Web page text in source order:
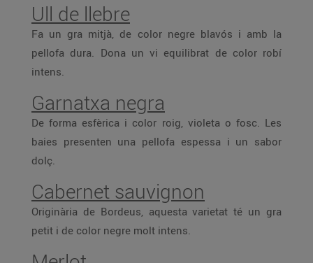
Ull de llebre
Fa un gra mitjà, de color negre blavós i amb la
pellofa dura. Dona un vi equilibrat de color robí
intens.
Garnatxa negra
De forma esfèrica i color roig, violeta o fosc. Les
baies presenten una pellofa espessa i un sabor
dolç.
Cabernet sauvignon
Originària de Bordeus, aquesta varietat té un gra
petit i de color negre molt intens.